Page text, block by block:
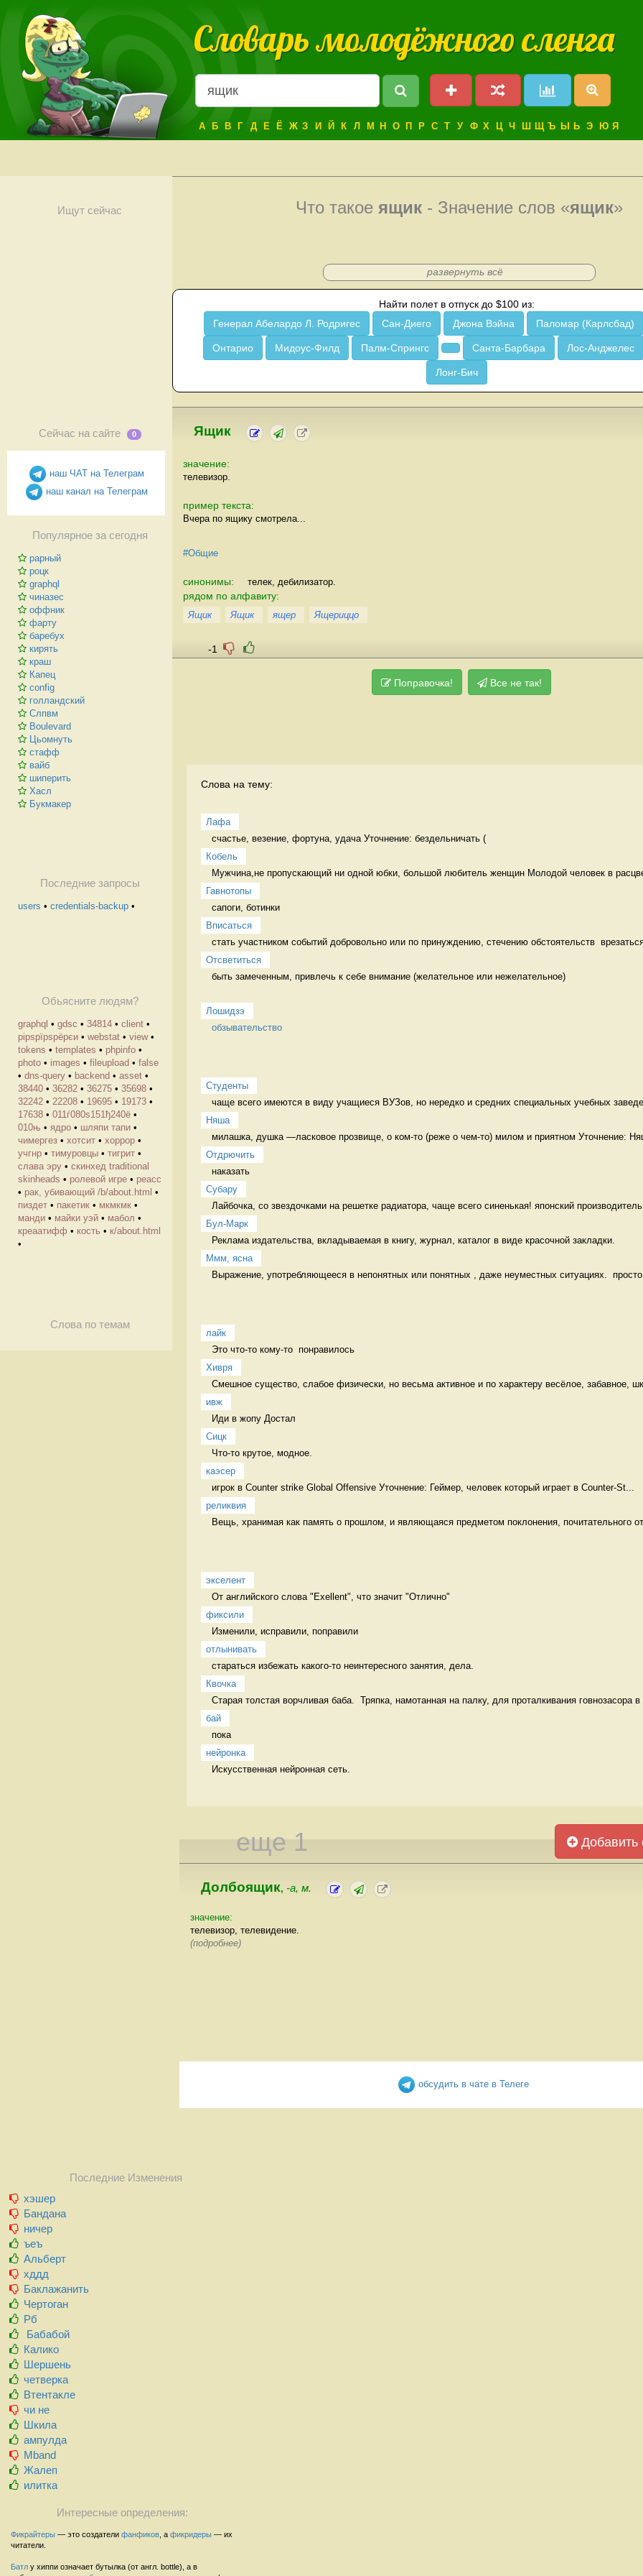
Словарь молодёжного сленга
А Б В Г Д Е Ё Ж З И Й К Л М Н О П Р С Т У Ф Х Ц Ч Ш Щ Ъ Ы Ь Э Ю Я
Ищут сейчас
Сейчас на сайте 0
наш ЧАТ на Телеграм
наш канал на Телеграм
Популярное за сегодня
рарный
роцк
graphql
чиназес
оффник
фарту
баребух
кирять
краш
Капец
config
голландский
Слпвм
Boulevard
Цьомнуть
стафф
вайб
шиперить
Хасл
Букмакер
Последние запросы
users • credentials-backup •
Обьясните людям?
graphql • gdsc • 34814 • client •
рірѕрїрѕрёрєи • webstat • view•
tokens • templates • phpinfo •
photo • images • fileupload • false
• dns-query • backend • asset •
38440 • 36282 • 36275 • 35698 •
32242 • 22208 • 19695 • 19173 •
17638 • 011ѓ080ѕ151ђ240ё •
010њ • ядро • шляпи тапи •
чимергез • хотсит • хоррор •
учгнр • тимуровцы • тигрит •
слава эру • скинхед traditional
skinheads • ролевой игре • реасс
• рак, убивающий /b/about.html •
пиздет • пакетик • мкмкмк •
манди • майки уэй • мабол •
креаатифф • кость • к/about.html
•
Слова по темам
Что такое ящик - Значение слов «ящик»
развернуть всё
Найти полет в отпуск до $100 из:
Генерал Абелардо Л. Родригес
Сан-Диего Джона Вэйна Паломар (Карлсбад)
Онтарио Мидоус-Филд Палм-Спрингс Санта-Барбара Лос-Анджелес
Лонг-Бич
Ящик
значение:
телевизор.
пример текста:
Вчера по ящику смотрела...
#Общие
синонимы: телек, дебилизатор.
рядом по алфавиту:
Ящик Ящик ящер Ящериццо
-1
Поправочка! Все не так!
Слова на тему:
Лафа
счастье, везение, фортуна, удача Уточнение: бездельничать (
Кобель
Мужчина,не пропускающий ни одной юбки, большой любитель женщин Молодой человек в
Гавнотопы
сапоги, ботинки
Вписаться
стать участником событий добровольно или по принуждению, стечению обстоятельств
Отсветиться
быть замеченным, привлечь к себе внимание (желательное или нежелательное)
Лошидзэ
обзывательство
Студенты
чаще всего имеются в виду учащиеся ВУЗов, но нередко и средних специальных учебных
Няша
милашка, душка —ласковое прозвище, о ком-то (реже о чем-то) милом и приятном Уточнение:
Отдрючить
наказать
Cубару
Лайбочка, со звездочками на решетке радиатора, чаще всего синенькая! японский производитель
Бул-Марк
Реклама издательства, вкладываемая в книгу, журнал, каталог в виде красочной закладки.
Ммм, ясна
Выражение, употребляющееся в непонятных или понятных , даже неуместных ситуациях.  просто
лайк
Это что-то кому-то  понравилось
Хивря
Смешное существо, слабое физически, но весьма активное и по характеру весёлое, забавное,
ивж
Иди в жопу Достал
Сицк
Что-то крутое, модное.
каэсер
игрок в Counter strike Global Offensive Уточнение: Геймер, человек который играет в Counter-St...
реликвия
Вещь, хранимая как память о прошлом, и являющаяся предметом поклонения, почитательного
экселент
От английского слова "Exellent", что значит "Отлично"
фиксили
Изменили, исправили, поправили
отлынивать
стараться избежать какого-то неинтересного занятия, дела.
Квочка
Старая толстая ворчливая баба.  Тряпка, намотанная на палку, для проталкивания говнозасора в
бай
пока
нейронка
Искусственная нейронная сеть.
еще 1 Добавить
Долбоящик, -а, м.
значение:
телевизор, телевидение.
(подробнее)
обсудить в чате в Телеге
Последние Изменения
хэшер
Бандана
ничер
ъеъ
Альберт
хддд
Баклажанить
Чертоган
Рб
Бабабой
Калико
Шершень
четверка
Втентакле
чи не
Шкила
ампулда
Mband
Жалеп
илитка
Интересные определения:
Фикрайтеры — это создатели фанфиков , а фикридеры — их
читатели.
Батл у хиппи означает бутылка (от англ. bottle), а в